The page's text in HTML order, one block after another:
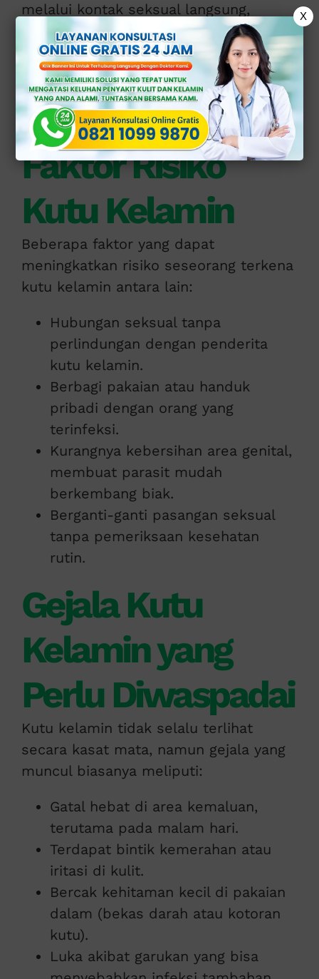
melalui kontak seksual langsung,
namun juga bisa lewat pakaian,
handuk, atau sprei yang
terkontaminasi.
Penyebab dan
Faktor Risiko
Kutu Kelamin
Beberapa faktor yang dapat
meningkatkan risiko seseorang terkena
kutu kelamin antara lain:
Hubungan seksual tanpa
perlindungan dengan penderita
kutu kelamin.
Berbagi pakaian atau handuk
pribadi dengan orang yang
terinfeksi.
Kurangnya kebersihan area genital,
membuat parasit mudah
berkembang biak.
Berganti-ganti pasangan seksual
tanpa pemeriksaan kesehatan
rutin.
Gejala Kutu
Kelamin yang
Perlu Diwaspadai
Kutu kelamin tidak selalu terlihat
secara kasat mata, namun gejala yang
muncul biasanya meliputi:
Gatal hebat di area kemaluan,
terutama pada malam hari.
Terdapat bintik kemerahan atau
iritasi di kulit.
Bercak kehitaman kecil di pakaian
dalam (bekas darah atau kotoran
kutu).
Luka akibat garukan yang bisa
X